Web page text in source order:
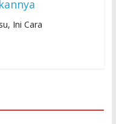
Ini Cara